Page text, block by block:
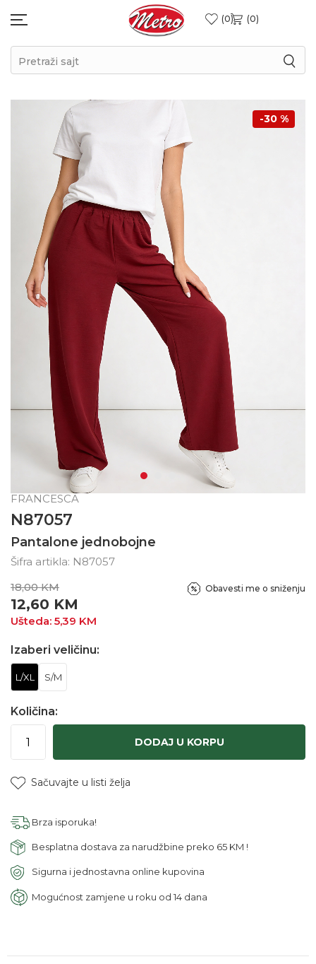
0 0
Pretraži sajt
-30 %
FRANCESCA
N87057
Pantalone jednobojne
Šifra artikla: N87057
18,00 KM
12,60 KM
Ušteda: 5,39 KM
Obavesti me o sniženju
Izaberi veličinu:
L/XL S/M
Količina:
DODAJ U KORPU
Sačuvajte u listi želja
Brza isporuka!
Besplatna dostava za narudžbine preko 65 KM !
Sigurna i jednostavna online kupovina
Mogućnost zamjene u roku od 14 dana